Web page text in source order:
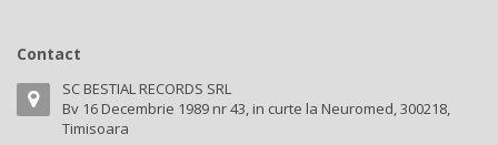
Contact
SC BESTIAL RECORDS SRL
Bv 16 Decembrie 1989 nr 43, in curte la Neuromed, 300218,
Timisoara